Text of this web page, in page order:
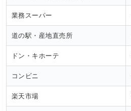
業務スーパー
道の駅・産地直売所
ドン・キホーテ
コンビニ
楽天市場